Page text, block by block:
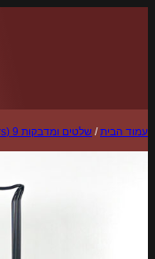
עמוד הבית/ שלטים ומדבקות 9 (stickers)